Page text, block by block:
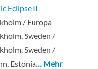
Eclipse II
/ Europa
Sweden /
Sweden /
Estonia… Mehr